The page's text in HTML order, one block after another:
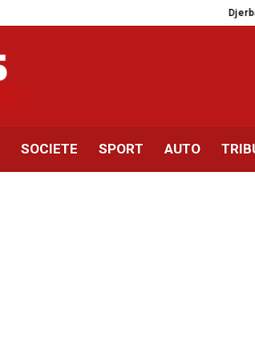
Djerba accueille
SOCIETE SPORT AUTO